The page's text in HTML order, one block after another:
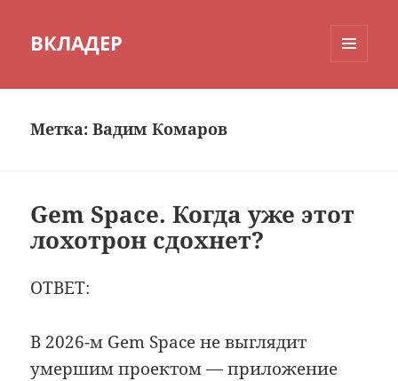
ВКЛАДЕР
Метка:Вадим Комаров
Gem Space. Когда уже этот
лохотрон сдохнет?
ОТВЕТ:
В 2026-м Gem Space не выглядит
умершим проектом — приложение